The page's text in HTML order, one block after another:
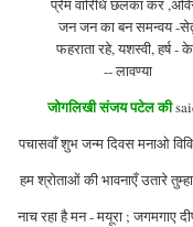
प्रेम वारिधि छलका कर
जन जन का बन समन्वय -
फहराता रहे, यशस्वी, हर्ष -
-- लावण्या
जोगलिखी संजय पटेल की
पचासवाँ शुभ जन्म दिवस मनाओ
हम श्रोताओं की भावनाएँ उतारे
नाच रहा है मन - मयूरा ; जगमगाए